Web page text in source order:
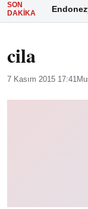
SON
DAKIKA
cila
7 Kasım 2015 17:41